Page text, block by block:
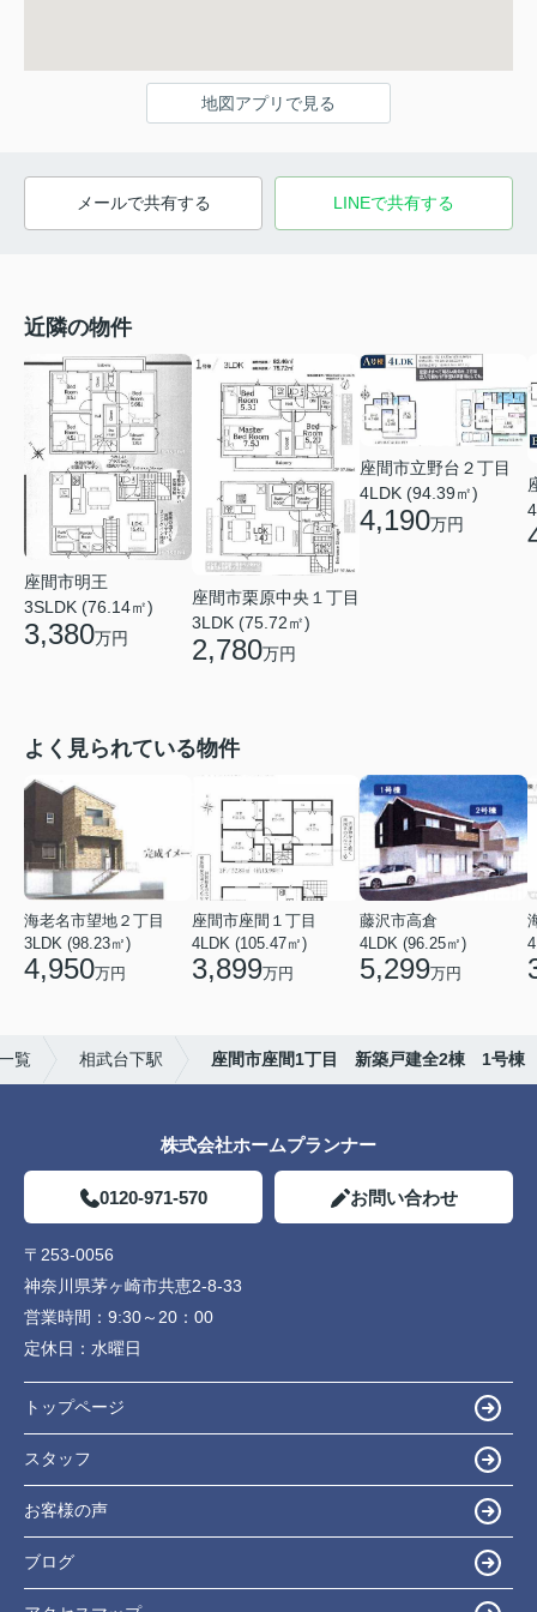
地図アプリで見る
メールで共有する LINEで共有する
近隣の物件
座間市明王
3SLDK (76.14㎡)
3,380万円
座間市栗原中央１丁目
3LDK (75.72㎡)
2,780万円
座間市立野台２丁目
4LDK (94.39㎡)
4,190万円
よく見られている物件
海老名市望地２丁目
3LDK (98.23㎡)
4,950万円
座間市座間１丁目
4LDK (105.47㎡)
3,899万円
藤沢市高倉
4LDK (96.25㎡)
5,299万円
覧 相武台下駅 座間市座間1丁目 新築戸建全2棟 1号棟
株式会社ホームプランナー
0120-971-570 お問い合わせ
〒253-0056
神奈川県茅ヶ崎市共恵2-8-33
営業時間： 9:30～20：00
定休日： 水曜日
トップページ
スタッフ
お客様の声
ブログ